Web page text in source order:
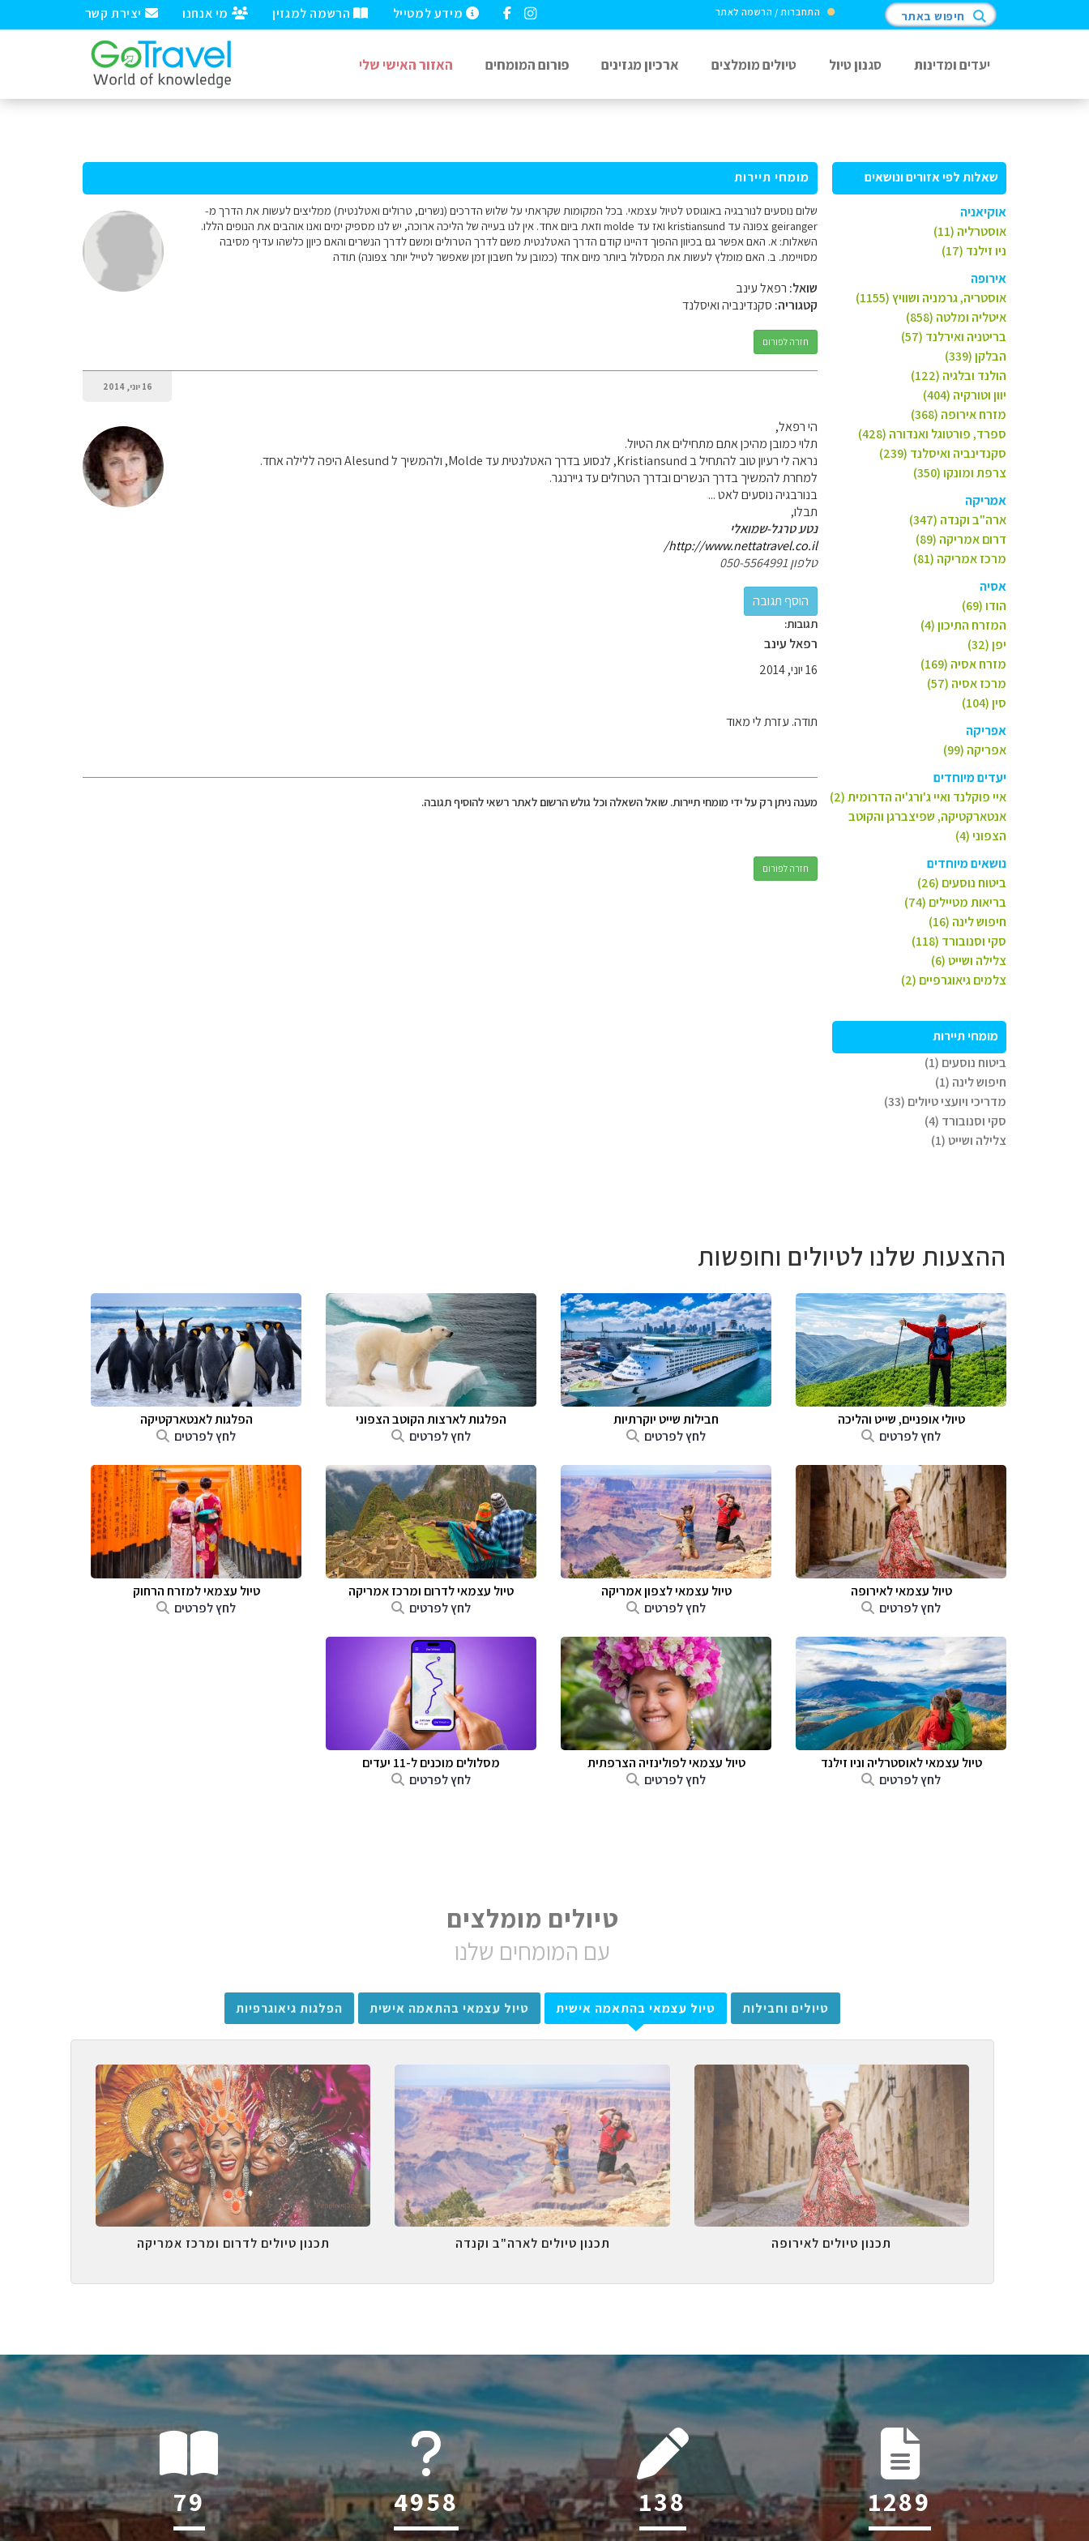
יצירת קשר מי אנחנו הרשמה למגזין מידע למטייל התחברות / הרשמה לאתר חיפוש באתר
יעדים ומדינות סגנון טיול טיולים מומלצים ארכיון מגזינים פורום המומחים האזור האישי שלי
שאלות לפי אזורים ונושאים
אוקיאניה
אוסטרליה (11)
ניו זילנד (17)
אירופה
אוסטריה, גרמניה ושוויץ (1155)
איטליה ומלטה (858)
בריטניה ואירלנד (57)
הבלקן (339)
הולנד ובלגיה (122)
יוון וטורקיה (404)
מזרח אירופה (368)
ספרד, פורטוגל ואנדורה (428)
סקנדינביה ואיסלנד (239)
צרפת ומונקו (350)
אמריקה
ארה"ב וקנדה (347)
דרום אמריקה (89)
מרכז אמריקה (81)
אסיה
הודו (69)
המזרח התיכון (4)
יפן (32)
מזרח אסיה (169)
מרכז אסיה (57)
סין (104)
אפריקה
אפריקה (99)
יעדים מיוחדים
איי פוקלנד ואיי ג'ורג'יה הדרומית (2)
אנטארקטיקה, שפיצברגן והקוטב
הצפוני (4)
נושאים מיוחדים
ביטוח נוסעים (26)
בריאות מטיילים (74)
חיפוש לינה (16)
סקי וסנובורד (118)
צלילה ושייט (6)
צלמים גיאוגרפיים (2)
מומחי תיירות
ביטוח נוסעים (1)
חיפוש לינה (1)
מדריכי ויועצי טיולים (33)
סקי וסנובורד (4)
צלילה ושייט (1)
מומחי תיירות
שלום נוסעים לנורבגיה באוגוסט לטיול עצמאי. בכל המקומות שקראתי על שלוש הדרכים (נשרים, טרולים ואטלנטית) ממליצים לעשות את הדרך מ-
geiranger צפונה עד kristiansund ואז עד molde וזאת ביום אחד. אין לנו בעייה של הליכה ארוכה, יש לנו מספיק ימים ואנו אוהבים את הנופים הללו.
השאלות: א. האם אפשר גם בכיוון ההפוך דהיינו קודם הדרך האטלנטית משם לדרך הטרולים ומשם לדרך הנשרים והאם כיוןן כלשהו עדיף מסיבה
מסויימת. ב. האם מומלץ לעשות את המסלול ביותר מיום אחד (כמובן על חשבון זמן שאפשר לטייל יותר צפונה) תודה
שואל: רפאל עינב
קטגוריה: סקנדינביה ואיסלנד
חזרה לפורום
16 יוני, 2014
הי רפאל,
תלוי כמובן מהיכן אתם מתחילים את הטיול.
נראה לי רעיון טוב להתחיל ב Kristiansund, לנסוע בדרך האטלנטית עד Molde, ולהמשיך ל Alesund היפה ללילה אחד.
למחרת להמשיך בדרך הנשרים ובדרך הטרולים עד גיירנגר.
בנורבגיה נוסעים לאט ...
תבלו,
נטע טרגל-שמואלי
http://www.nettatravel.co.il/
טלפון 050-5564991
תגובות:
רפאל עינב
16 יוני, 2014
תודה. עזרת לי מאוד
מענה ניתן רק על ידי מומחי תיירות. שואל השאלה וכל גולש הרשום לאתר רשאי להוסיף תגובה.
חזרה לפורום
ההצעות שלנו לטיולים וחופשות
טיולי אופניים, שייט והליכה
לחץ לפרטים
חבילות שייט יוקרתיות
לחץ לפרטים
הפלגות לארצות הקוטב הצפוני
לחץ לפרטים
הפלגות לאנטארקטיקה
לחץ לפרטים
טיול עצמאי לאירופה
לחץ לפרטים
טיול עצמאי לצפון אמריקה
לחץ לפרטים
טיול עצמאי לדרום ומרכז אמריקה
לחץ לפרטים
טיול עצמאי למזרח הרחוק
לחץ לפרטים
טיול עצמאי לאוסטרליה וניו זילנד
לחץ לפרטים
טיול עצמאי לפולינזיה הצרפתית
לחץ לפרטים
מסלולים מוכנים ל-11 יעדים
לחץ לפרטים
טיולים מומלצים
עם המומחים שלנו
טיולים וחבילות טיול עצמאי בהתאמה אישית טיול עצמאי בהתאמה אישית הפלגות גיאוגרפיות
תכנון טיולים לאירופה תכנון טיולים לארה"ב וקנדה תכנון טיולים לדרום ומרכז אמריקה
124 6045 216 2014